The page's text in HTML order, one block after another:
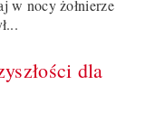
w nocy żołnierze
dla